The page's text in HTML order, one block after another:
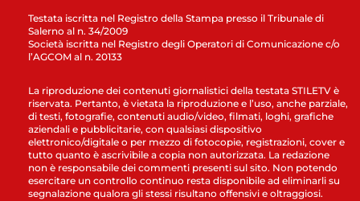
Testata iscritta nel Registro della Stampa presso il Tribunale di
Salerno al n. 34/2009
Società iscritta nel Registro degli Operatori di Comunicazione c/o
l’AGCOM al n. 20133
La riproduzione dei contenuti giornalistici della testata STILETV è
riservata. Pertanto, è vietata la riproduzione e l’uso, anche parziale,
di testi, fotografie, contenuti audio/video, filmati, loghi, grafiche
aziendali e pubblicitarie, con qualsiasi dispositivo
elettronico/digitale o per mezzo di fotocopie, registrazioni, cover e
tutto quanto è ascrivibile a copia non autorizzata. La redazione
non è responsabile dei commenti presenti sul sito. Non potendo
esercitare un controllo continuo resta disponibile ad eliminarli su
segnalazione qualora gli stessi risultano offensivi e oltraggiosi.